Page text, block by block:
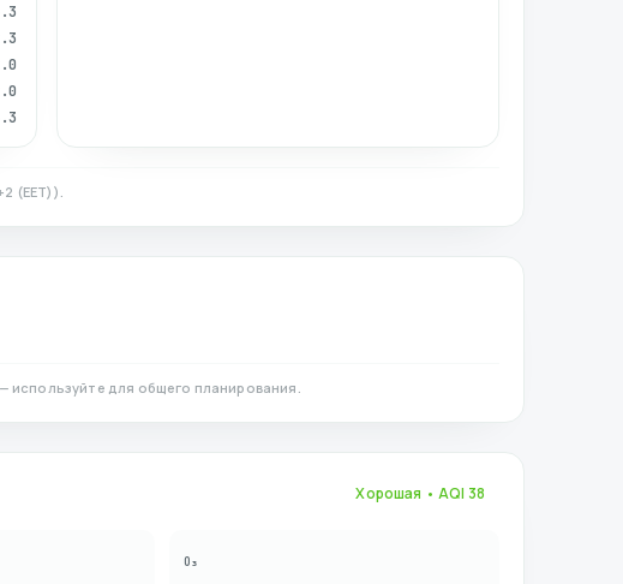
(EET) ).
используйте для общего планирования.
Хорошая • AQI 38
O₃